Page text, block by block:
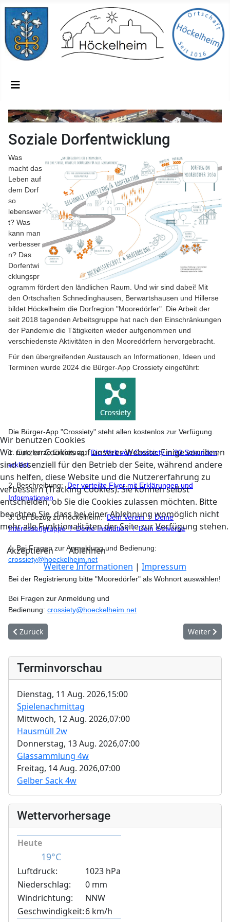
Soziale Dorfentwicklung
Was
macht das
Leben auf
dem Dorf
so
lebenswer
t? Was
kann man
verbesser
n? Das
Dorfentwi
cklungspr
ogramm fördert den ländlichen Raum. Und wir sind dabei! Mit
den Ortschaften Schnedinghausen, Berwartshausen und Hillerse
bildet Höckelheim die Dorfregion "Mooredörfer". Die Arbeit der
seit 2018 tagenden Arbeitsgruppe hat nach den Einschränkungen
der Pandemie die Tätigkeiten wieder aufgenommen und
verschiedenste Aktivitäten in den Mooredörfern hervorgebracht.
Für den übergreifenden Austausch an Informationen, Ideen und
Terminen wurde 2024 die Bürger-App Crossiety eingeführt:
Die Bürger-App "Crossiety" steht allen kostenlos zur Verfügung.
1. Eine kurze Einleitung:Die Welt von Crossiety in 90 Sekunden
erklärt.
2. Beschreibung:Der verteilte Flyer mit Erklärungen und
Informationen
3. Der Bezug zu Höckelheim:Dein Verein ! Deine
Interessengruppe ! Deine Institution ! Dein Gewerbe
4. Bei Fragen zur Anmeldung und Bedienung:
crossiety@hoeckelheim.net
Bei der Registrierung bitte "Mooredörfer" als Wohnort auswählen!
Bei Fragen zur Anmeldung und
Bedienung: crossiety@hoeckelheim.net
Vorheriger Beitrag: Bürgerservice
Zurück Nächster
Weiter
Terminvorschau
Dienstag, 11 Aug. 2026,15:00
Spielenachmittag
Mittwoch, 12 Aug. 2026,07:00
Hausmüll 2w
Donnerstag, 13 Aug. 2026,07:00
Glassammlung 4w
Freitag, 14 Aug. 2026,07:00
Gelber Sack 4w
Wettervorhersage
Heute
19°C
Luftdruck:
1023 hPa
Niederschlag:
0 mm
Windrichtung:
NNW
Geschwindigkeit:6 km/h
Wir benutzen Cookies
Wir nutzen Cookies auf unserer Website. Einige von ihnen
sind essenziell für den Betrieb der Seite, während andere
uns helfen, diese Website und die Nutzererfahrung zu
verbessern (Tracking Cookies). Sie können selbst
entscheiden, ob Sie die Cookies zulassen möchten. Bitte
beachten Sie, dass bei einer Ablehnung womöglich nicht
mehr alle Funktionalitäten der Seite zur Verfügung stehen.
Akzeptieren
Ablehnen
Weitere Informationen | Impressum